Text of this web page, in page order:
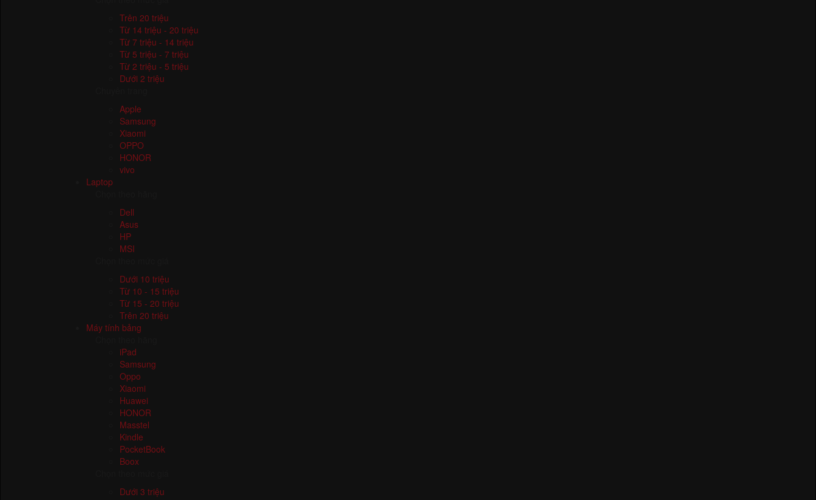
Chọn theo mức giá
Trên 20 triệu
Từ 14 triệu - 20 triệu
Từ 7 triệu - 14 triệu
Từ 5 triệu - 7 triệu
Từ 2 triệu - 5 triệu
Chuyên trang
Apple
Samsung
Xiaomi
OPPO
HONOR
Chọn theo hãng
Dell
Asus
HP
Chọn theo mức giá
Dưới 10 triệu
Từ 10 - 15 triệu
Từ 15 - 20 triệu
Trên 20 triệu
Máy tính bảng
Chọn theo hãng
iPad
Samsung
Oppo
Xiaomi
Huawei
HONOR
Masstel
Kindle
PocketBook
Chọn theo mức giá